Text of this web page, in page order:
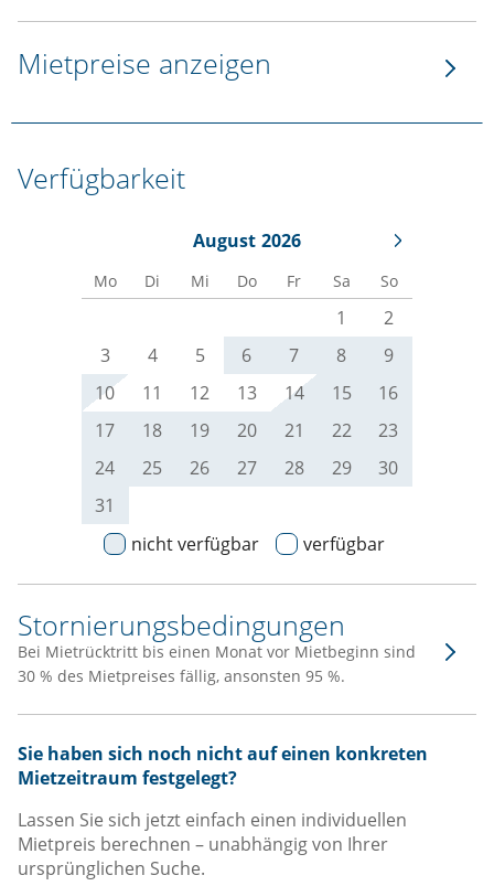
Mietpreise anzeigen
Verfügbarkeit
August 2026
Mo Di Mi Do Fr Sa So
1
2
3
4 5 6 7 8
9
10
11 12 13 14 15
16
17
18 19 20 21 22
23
24
25 26 27 28 29
30
31
nicht verfügbar
verfügbar
Stornierungsbedingungen
Bei Mietrücktritt bis einen Monat vor Mietbeginn sind
30 % des Mietpreises fällig, ansonsten 95 %.
Sie haben sich noch nicht auf einen konkreten
Mietzeitraum festgelegt?
Lassen Sie sich jetzt einfach einen individuellen
Mietpreis berechnen – unabhängig von Ihrer
ursprünglichen Suche.